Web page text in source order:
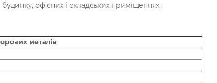
офісних і складських приміщеннях.
металів